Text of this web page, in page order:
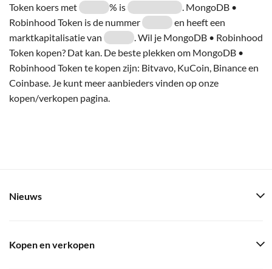
Token koers met
% is
. MongoDB •
Robinhood Token is de nummer
en heeft een
marktkapitalisatie van
. Wil je MongoDB • Robinhood
Token kopen? Dat kan. De beste plekken om MongoDB •
Robinhood Token te kopen zijn: Bitvavo, KuCoin, Binance en
Coinbase. Je kunt meer aanbieders vinden op onze
kopen/verkopen pagina.
Nieuws
Kopen en verkopen